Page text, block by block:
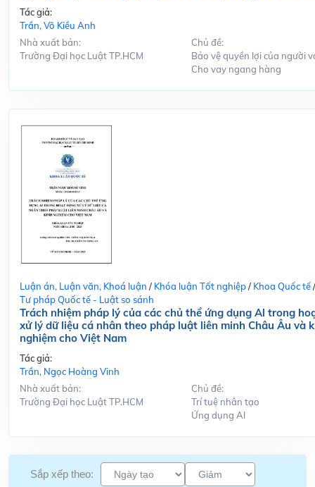
Tác giả:
Trần, Võ Kiều Anh
Nhà xuất bản:
Trường Đại học Luật TP.HCM
Chủ đề:
Bảo vệ quyền lợi của người
Cho vay ngang hàng
Luận án, Luận văn, Khoá luận / Khóa luận Tốt nghiệp/ Khoa Quốc tế/
Tư pháp Quốc tế - Luật so sánh
Trách nhiệm pháp lý của các chủ thể ứng dụng Al trong
xử lý dữ liệu cá nhân theo pháp luật liên minh Châu Âu và
nghiệm cho Việt Nam
Tác giả:
Trần, Ngọc Hoàng Vinh
Nhà xuất bản:
Trường Đại học Luật TP.HCM
Chủ đề:
Trí tuệ nhân tạo
Ứng dụng Al
Sắp xếp theo: